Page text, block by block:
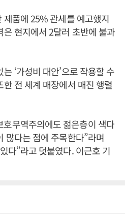
품에 25% 관세를 예고했지
현지에서 2달러 초반에 불과
‘가성비 대안’으로 작용할 수
전 세계 매장에서 매진 행렬
무역주의에도 젊은층이 색다
많다는 점에 주목한다”라며
다”라고 덧붙였다. 이근호 기